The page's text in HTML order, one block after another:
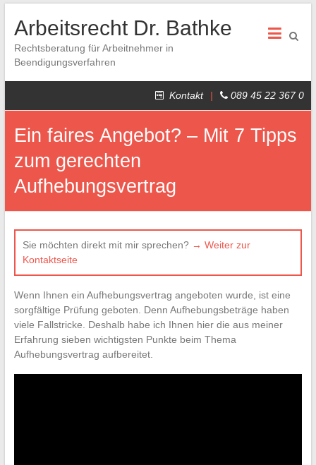
Arbeitsrecht Dr. Bathke
Rechtsberatung für Arbeitnehmer in
Beendigungsverfahren
089 45 22 367 0
|
Kontakt
Ein faires Angebot? – Mit 7 Tipps
zum gerechten
Aufhebungsvertrag
Sie möchten direkt mit mir sprechen? → Weiter zur
Kontaktseite
Wenn Ihnen ein Aufhebungsvertrag angeboten wurde, ist eine
sorgfältige Prüfung geboten. Denn Aufhebungsbeträge haben
viele Fallstricke. Deshalb habe ich Ihnen hier die aus meiner
Erfahrung sieben wichtigsten Punkte beim Thema
Aufhebungsvertrag aufbereitet.